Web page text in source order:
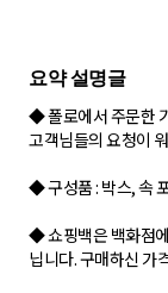
요약 설명글
◆ 폴로에서 주문한
고객님들의 요청이
◆ 구성품 : 박스, 속
◆ 쇼핑백은 백화점
닙니다. 구매하신 가